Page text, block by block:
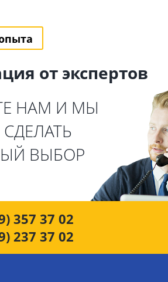
от экспертов
НАМ И МЫ
ВЫБОР
357 37 02
237 37 02